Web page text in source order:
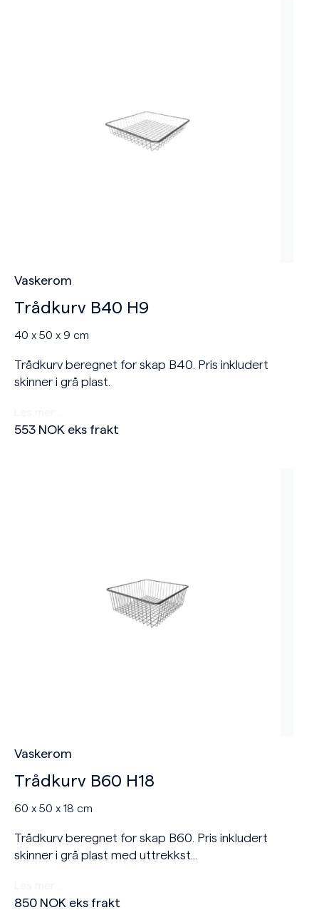
Vaskerom
Trådkurv B40 H9
40 x 50 x 9 cm
Trådkurv beregnet for skap B40. Pris inkludert
skinner i grå plast.
553 NOK eks frakt
Vaskerom
Trådkurv B60 H18
60 x 50 x 18 cm
Trådkurv beregnet for skap B60. Pris inkludert
skinner i grå plast med uttrekkst...
850 NOK eks frakt